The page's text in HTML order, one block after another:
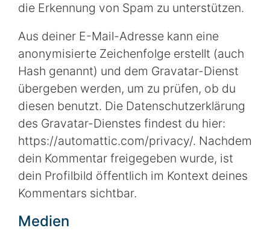
die Erkennung von Spam zu unterstützen.
Aus deiner E-Mail-Adresse kann eine
anonymisierte Zeichenfolge erstellt (auch
Hash genannt) und dem Gravatar-Dienst
übergeben werden, um zu prüfen, ob du
diesen benutzt. Die Datenschutzerklärung
des Gravatar-Dienstes findest du hier:
https://automattic.com/privacy/. Nachdem
dein Kommentar freigegeben wurde, ist
dein Profilbild öffentlich im Kontext deines
Kommentars sichtbar.
Medien